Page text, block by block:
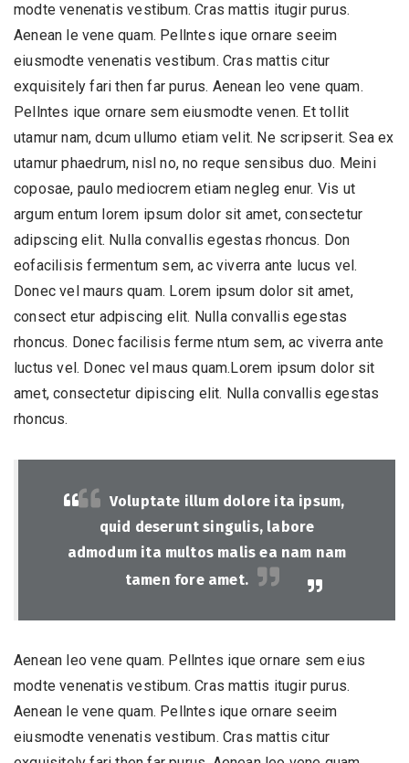
modte venenatis vestibum. Cras mattis itugir purus.
Aenean le vene quam. Pellntes ique ornare seeim
eiusmodte venenatis vestibum. Cras mattis citur
exquisitely fari then far purus. Aenean leo vene quam.
Pellntes ique ornare sem eiusmodte venen. Et tollit
utamur nam, dcum ullumo etiam velit. Ne scripserit. Sea ex
utamur phaedrum, nisl no, no reque sensibus duo. Meini
coposae, paulo mediocrem etiam negleg enur. Vis ut
argum entum lorem ipsum dolor sit amet, consectetur
adipscing elit. Nulla convallis egestas rhoncus. Don
eofacilisis fermentum sem, ac viverra ante lucus vel.
Donec vel maurs quam. Lorem ipsum dolor sit amet,
consect etur adpiscing elit. Nulla convallis egestas
rhoncus. Donec facilisis ferme ntum sem, ac viverra ante
luctus vel. Donec vel maus quam.Lorem ipsum dolor sit
amet, consectetur dipiscing elit. Nulla convallis egestas
rhoncus.
Voluptate illum dolore ita ipsum,
quid deserunt singulis, labore
admodum ita multos malis ea nam nam
tamen fore amet.
Aenean leo vene quam. Pellntes ique ornare sem eius
modte venenatis vestibum. Cras mattis itugir purus.
Aenean le vene quam. Pellntes ique ornare seeim
eiusmodte venenatis vestibum. Cras mattis citur